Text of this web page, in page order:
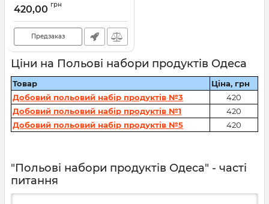
420,00 грн
Предзаказ
Ціни на Польові набори продуктів Одеса
Товар
Ціна, грн
Добовий польовий набір продуктів №3
420
Добовий польовий набір продуктів №1
420
Добовий польовий набір продуктів №5
420
"Польові набори продуктів Одеса" - часті
питання